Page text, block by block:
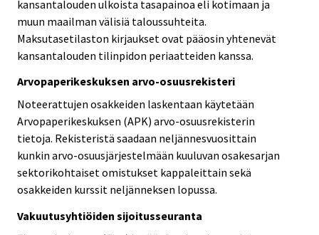
kansantalouden ulkoista tasapainoa eli kotimaan ja
muun maailman välisiä taloussuhteita.
Maksutasetilaston kirjaukset ovat pääosin yhtenevät
kansantalouden tilinpidon periaatteiden kanssa.
Arvopaperikeskuksen arvo-osuusrekisteri
Noteerattujen osakkeiden laskentaan käytetään
Arvopaperikeskuksen (APK) arvo-osuusrekisterin
tietoja. Rekisteristä saadaan neljännesvuosittain
kunkin arvo-osuusjärjestelmään kuuluvan osakesarjan
sektorikohtaiset omistukset kappaleittain sekä
osakkeiden kurssit neljänneksen lopussa.
Vakuutusyhtiöiden sijoitusseuranta